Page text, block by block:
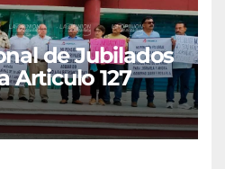
de Jubilados
Articulo 127